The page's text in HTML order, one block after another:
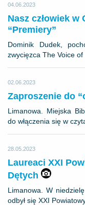
04.06.2023
Nasz człowiek
“Premiery”
Dominik Dudek,
zwycięzca The Voice of
02.06.2023
Zaproszenie do
Limanowa. Miejska
do włączenia się w
28.05.2023
Laureaci XXI
Dętych
Limanowa. W
odbył się XXI